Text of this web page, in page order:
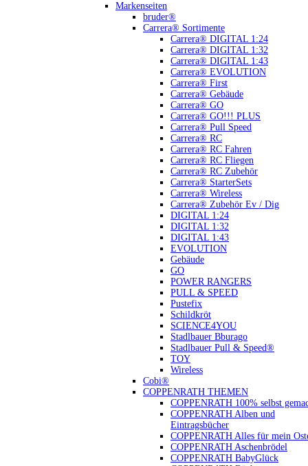
Markenseiten
bruder®
Carrera® Sortimente
Carrera® DIGITAL 1:24
Carrera® DIGITAL 1:32
Carrera® DIGITAL 1:43
Carrera® EVOLUTION
Carrera® First
Carrera® Gebäude
Carrera® GO
Carrera® GO!!! PLUS
Carrera® Pull Speed
Carrera® RC
Carrera® RC Fahren
Carrera® RC Fliegen
Carrera® RC Zubehör
Carrera® StarterSets
Carrera® Wireless
Carrera® Zubehör Ev / Dig
DIGITAL 1:24
DIGITAL 1:32
DIGITAL 1:43
EVOLUTION
Gebäude
GO
POWER RANGERS
PULL & SPEED
Pustefix
Schildkröt
SCIENCE4YOU
Stadlbauer Bburago
Stadlbauer Pull & Speed®
TOY
Wireless
Cobi®
COPPENRATH THEMEN
COPPENRATH 100% selbst
COPPENRATH Alben und
Eintragsbücher
COPPENRATH Alles für mein
COPPENRATH Aschenbrödel
COPPENRATH BabyGlück